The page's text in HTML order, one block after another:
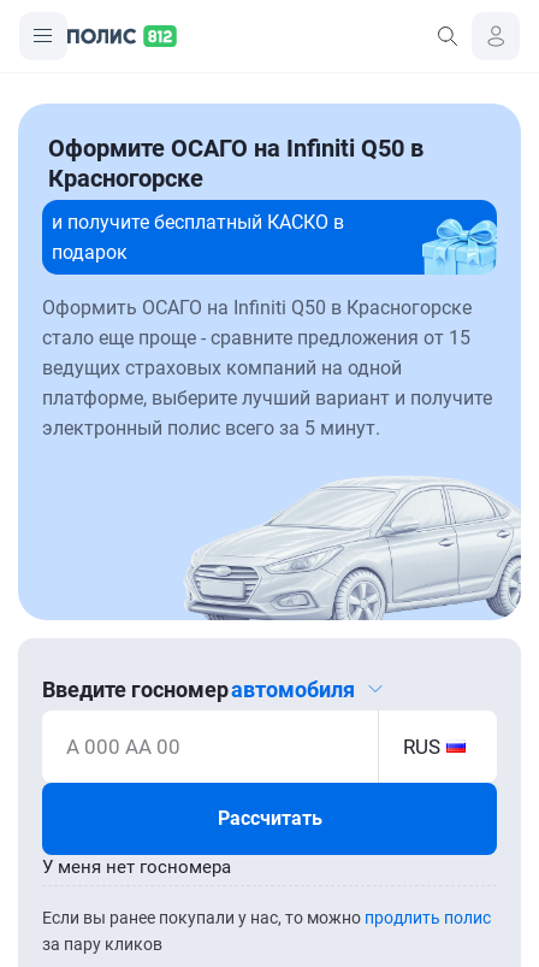
Оформите ОСАГО на Infiniti Q50 в
Красногорске
и получите бесплатный КАСКО в
подарок
Оформить ОСАГО на Infiniti Q50 в Красногорске
стало еще проще - сравните предложения от 15
ведущих страховых компаний на одной
платформе, выберите лучший вариант и получите
электронный полис всего за 5 минут.
Введите госномеравтомобиля
А 000 АА 00 RUS
Рассчитать
Если вы ранее покупали у нас, то можно продлить полис
за пару кликов
У меня нет госномера